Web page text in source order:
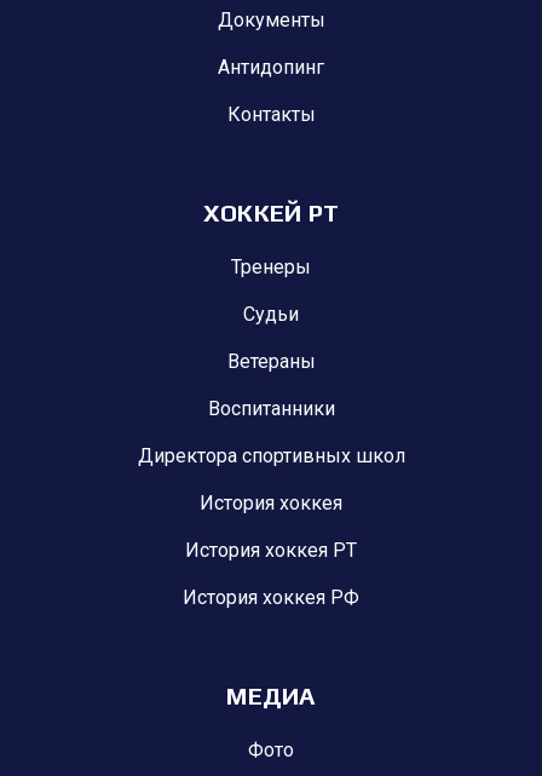
Документы
Антидопинг
Контакты
ХОККЕЙ РТ
Тренеры
Судьи
Ветераны
Воспитанники
Директора спортивных школ
История хоккея
История хоккея РТ
История хоккея РФ
МЕДИА
Фото